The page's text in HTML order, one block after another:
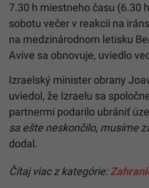
7.30 h miestneho času (6.30
sobotu večer v reakcii na
na medzinárodnom letisku
Avive sa obnovuje, uviedlo
Izraelský minister obrany
uviedol, že Izraelu sa
partnermi podarilo ubrániť
sa ešte neskončilo, musíme
dodal.
Čítaj viac z kategórie: